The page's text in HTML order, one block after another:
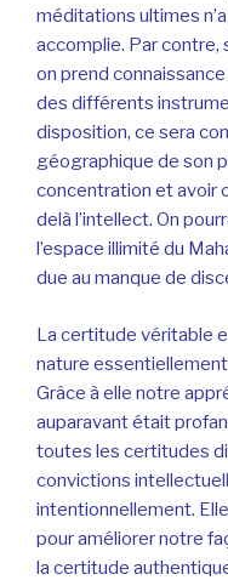
méditations ultimes
accomplie. Par contre,
on prend
des différents
disposition, ce sera
géographique de son
concentration et avoir
delà l’intellect. On
l’espace illimité du
due au manque de
La certitude véritable
nature essentiellement
Grâce à elle notre
auparavant était
toutes les certitudes
convictions
intentionnellement.
pour améliorer notre
la certitude